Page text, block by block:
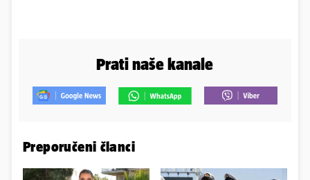
Prati naše kanale
Preporučeni članci